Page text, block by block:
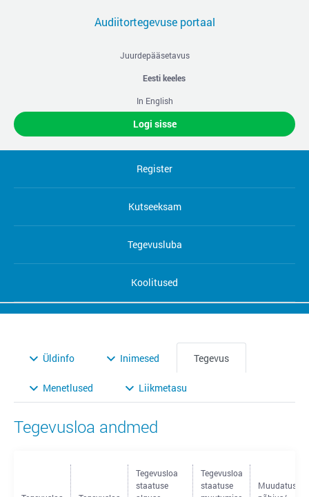
Audiitortegevuse portaal
Juurdepääsetavus
Eesti keeles
In English
Logi sisse
Register
Kutseeksam
Tegevusluba
Koolitused
Üldinfo Inimesed Tegevus
Menetlused Liikmetasu
Tegevusloa andmed
Tegevusloa
staatuse
Tegevusloa
staatuse
Muudatuse